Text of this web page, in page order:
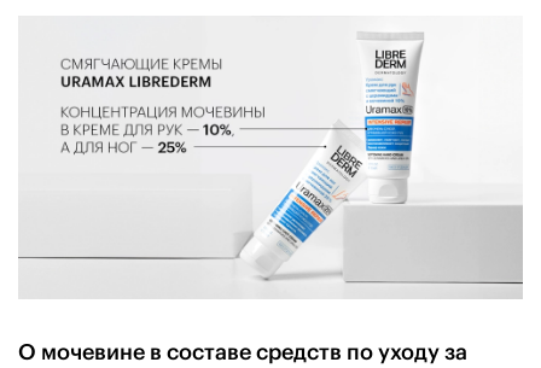
О мочевине в составе средств по уходу за